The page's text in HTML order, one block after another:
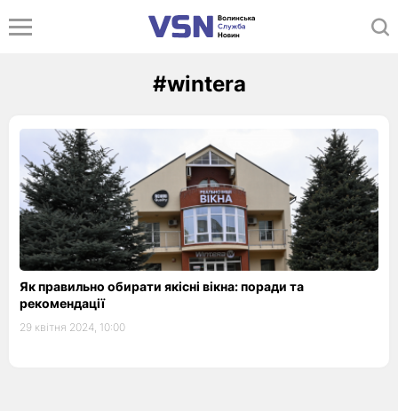
#wintera
Як правильно обирати якісні вікна: поради та
рекомендації
29 квітня 2024, 10:00